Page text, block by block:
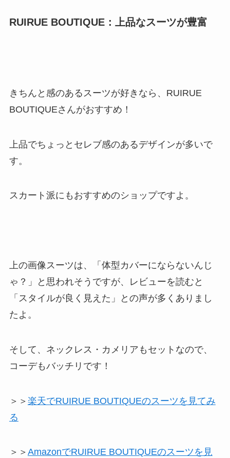
RUIRUE BOUTIQUE：上品なスーツが豊富
きちんと感のあるスーツが好きなら、RUIRUE
BOUTIQUEさんがおすすめ！
上品でちょっとセレブ感のあるデザインが多いで
す。
スカート派にもおすすめのショップですよ。
上の画像スーツは、「体型カバーにならないんじ
ゃ？」と思われそうですが、レビューを読むと
「スタイルが良く見えた」との声が多くありまし
たよ。
そして、ネックレス・カメリアもセットなので、
コーデもバッチリです！
＞＞ 楽天でRUIRUE BOUTIQUEのスーツを見てみ
る
＞＞ AmazonでRUIRUE BOUTIQUEのスーツを見